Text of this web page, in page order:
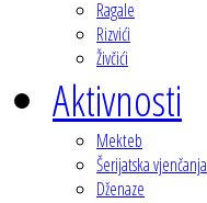
Ragale
Rizvići
Živčići
Aktivnosti
Mekteb
Šerijatska vjenčanja
Dženaze